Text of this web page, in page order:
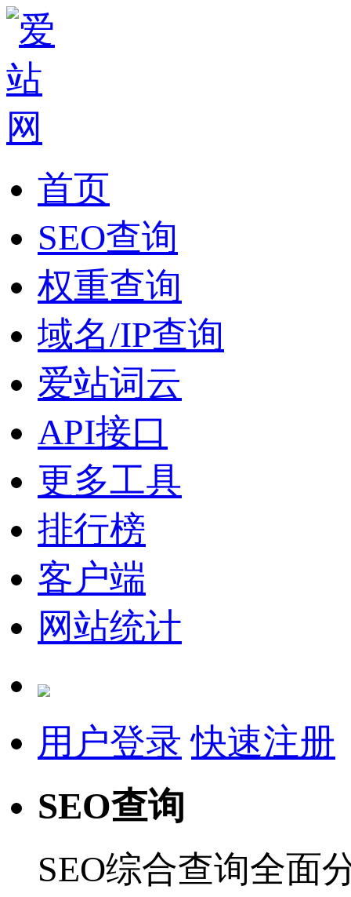
首页
SEO查询
权重查询
域名/IP查询
爱站词云
API接口
更多工具
排行榜
客户端
网站统计
用户登录 快速注册
SEO查询
SEO综合查询全面